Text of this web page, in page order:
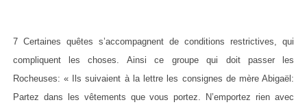
7 Certaines quêtes s’accompagnent de conditions restrictives, qui
compliquent les choses. Ainsi ce groupe qui doit passer les
Rocheuses: « Ils suivaient à la lettre les consignes de mère Abigaël:
Partez dans les vêtements que vous portez. N’emportez rien avec